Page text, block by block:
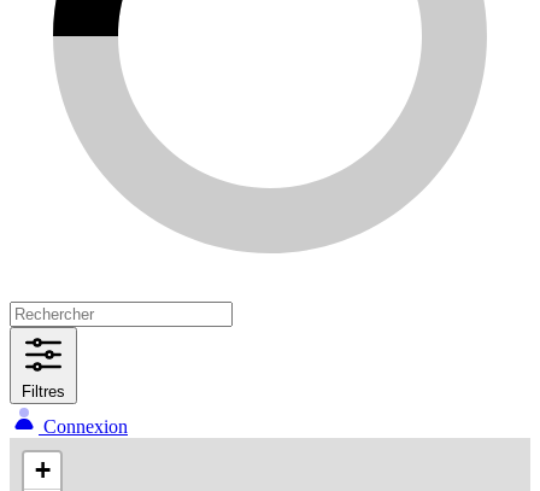
Filtres
Connexion
+